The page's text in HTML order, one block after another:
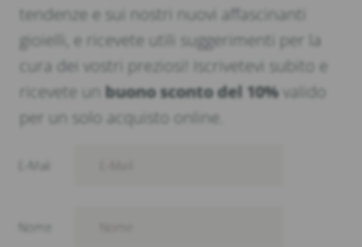
tendenze e sui nostri nuovi affascinanti
gioielli, e ricevete utili suggerimenti per la
cura dei vostri preziosi! Iscrivetevi subito e
ricevete un buono sconto del 10%valido
per un solo acquisto online.